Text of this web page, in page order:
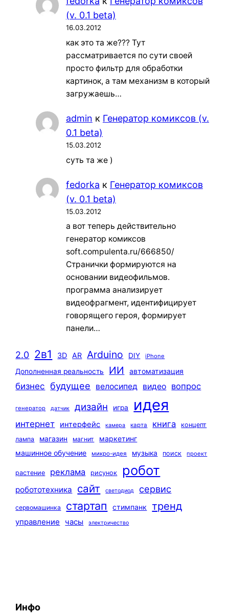
(v. 0.1 beta)
16.03.2012
как это та же??? Тут
рассматривается по сути своей
просто фильтр для обработки
картинок, а там механизм в который
загружаешь…
admin к Генератор комиксов (v.
0.1 beta)
15.03.2012
суть та же )
fedorka к Генератор комиксов
(v. 0.1 beta)
15.03.2012
а вот теперь действительно
генератор комиксов
soft.compulenta.ru/666850/
Странички формируются на
основании видеофильмов.
программа анализирует
видеофрагмент, идентифицирует
говорящего героя, формирует
панели…
2.0 2в1 3D AR Arduino DIY iPhone
Дополненная реальность ИИ автоматизация
бизнес будущее велосипед видео вопрос
генератор датчик дизайн игра идея
интернет интерфейс камера карта книга
концепт
лампа
магазин магнит
маркетинг
машинное обучение
микро-идея музыка поиск проект
растение реклама рисунок робот
робототехника сайт светодиод сервис
сервомашинка стартап стимпанк тренд
управление часы электричество
Инфо